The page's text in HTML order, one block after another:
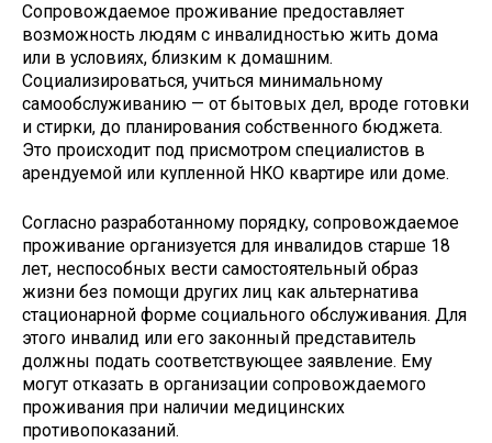
Сопровождаемое проживание предоставляет
возможность людям с инвалидностью жить дома
или в условиях, близким к домашним.
Социализироваться, учиться минимальному
самообслуживанию — от бытовых дел, вроде готовки
и стирки, до планирования собственного бюджета.
Это происходит под присмотром специалистов в
арендуемой или купленной НКО квартире или доме.
Согласно разработанному порядку, сопровождаемое
проживание организуется для инвалидов старше 18
лет, неспособных вести самостоятельный образ
жизни без помощи других лиц как альтернатива
стационарной форме социального обслуживания. Для
этого инвалид или его законный представитель
должны подать соответствующее заявление. Ему
могут отказать в организации сопровождаемого
проживания при наличии медицинских
противопоказаний.